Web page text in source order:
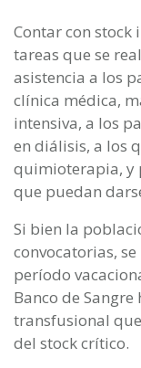
Contar con
tareas que se
asistencia a los
clínica médica,
intensiva, a los
en diálisis, a los
quimioterapia, y
que puedan
Si bien la
convocatorias,
período
Banco de
transfusional
del stock crítico.